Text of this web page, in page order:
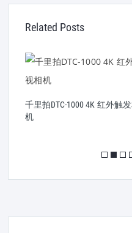
Related Posts
千里拍DTC-1000 4K 红外触
机